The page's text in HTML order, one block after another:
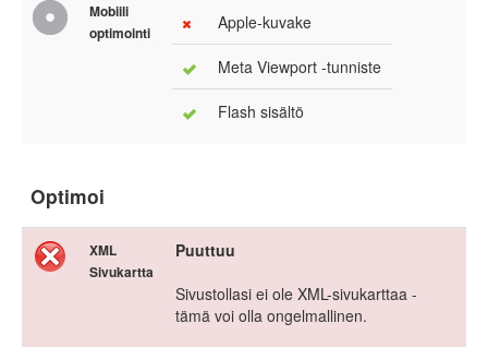
Mobiili
optimointi
Apple-kuvake
Meta Viewport -tunniste
Flash sisältö
Optimoi
XML
Sivukartta
Puuttuu
Sivustollasi ei ole XML-sivukarttaa -
tämä voi olla ongelmallinen.